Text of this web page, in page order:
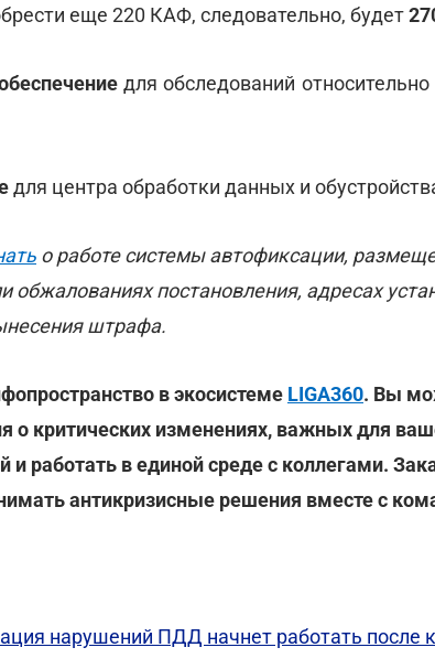
еще 220 КАФ, следовательно, будет
для обследований
для центра обработки данных и
о работе системы автофиксации,
обжалованиях постановления, адресах
штрафа.
в экосистеме LIGA360. Вы
о критических изменениях, важных для
и работать в единой среде с коллегами.
антикризисные решения вместе с
нарушений ПДД начнет работать после